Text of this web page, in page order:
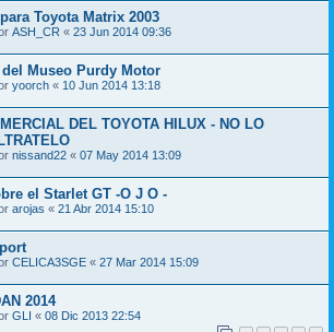
Toyota Matrix 2003
ASH_CR « 23 Jun 2014 09:36
Museo Purdy Motor
yoorch « 10 Jun 2014 13:18
DEL TOYOTA HILUX - NO LO
nissand22 « 07 May 2014 13:09
el Starlet GT -O J O -
arojas « 21 Abr 2014 15:10
CELICA3SGE « 27 Mar 2014 15:09
2014
GLI « 08 Dic 2013 22:54